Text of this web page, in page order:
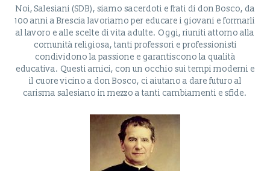
Noi, Salesiani (SDB), siamo sacerdoti e frati di don Bosco, da
100 anni a Brescia lavoriamo per educare i giovani e formarli
al lavoro e alle scelte di vita adulte. Oggi, riuniti attorno alla
comunità religiosa, tanti professori e professionisti
condividono la passione e garantiscono la qualità
educativa. Questi amici, con un occhio sui tempi moderni e
il cuore vicino a don Bosco, ci aiutano a dare futuro al
carisma salesiano in mezzo a tanti cambiamenti e sfide.